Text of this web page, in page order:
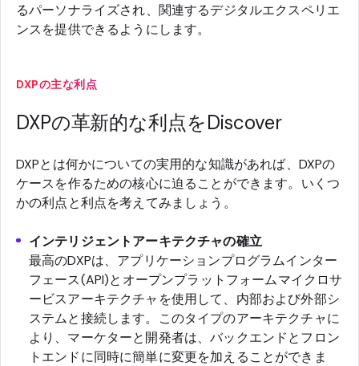
るパーソナライズされ、関連するデジタルエクスペリエ
ンスを提供できるようにします。
DXPの主な利点
DXPの革新的な利点をDiscover
DXPとは何かについての実用的な知識があれば、DXPの
ケースを作るための核心に迫ることができます。いくつ
かの利点と利点を考えてみましょう。
インテリジェントアーキテクチャの確立
最高のDXPは、アプリケーションプログラムインター
フェース(API)とオープンプラットフォームマイクロサ
ービスアーキテクチャを使用して、内部および外部シ
ステムと接続します。このタイプのアーキテクチャに
より、マーケターと開発者は、バックエンドとフロン
トエンドに同時に簡単に変更を加えることができま